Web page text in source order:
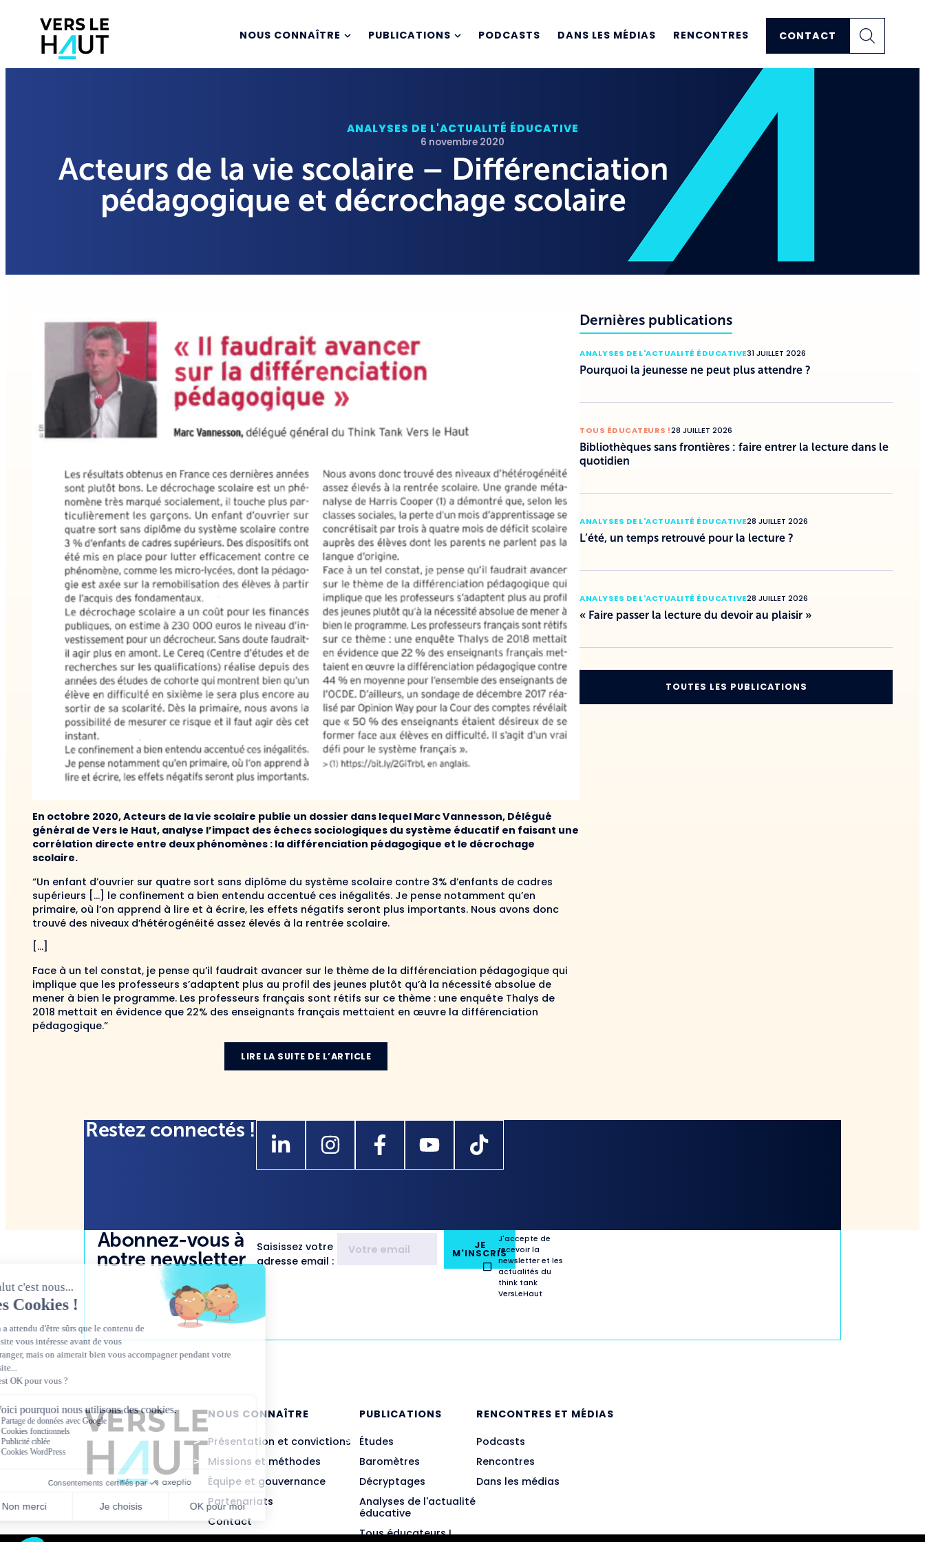
NOUS CONNAÎTRE PUBLICATIONS PODCASTS DANS LES MÉDIAS RENCONTRES CONTACT
ANALYSES DE L'ACTUALITÉ ÉDUCATIVE
6 novembre 2020
Acteurs de la vie scolaire – Différenciation
pédagogique et décrochage scolaire
En octobre 2020, Acteurs de la vie scolaire publie un dossier dans lequel Marc Vannesson, Délégué
général de Vers le Haut, analyse l’impact des échecs sociologiques du système éducatif en faisant une
corrélation directe entre deux phénomènes : la différenciation pédagogique et le décrochage
scolaire.
“Un enfant d’ouvrier sur quatre sort sans diplôme du système scolaire contre 3% d’enfants de cadres
supérieurs […] le confinement a bien entendu accentué ces inégalités. Je pense notamment qu’en
primaire, où l’on apprend à lire et à écrire, les effets négatifs seront plus importants. Nous avons donc
trouvé des niveaux d’hétérogénéité assez élevés à la rentrée scolaire.
[…]
Face à un tel constat, je pense qu’il faudrait avancer sur le thème de la différenciation pédagogique qui
implique que les professeurs s’adaptent plus au profil des jeunes plutôt qu’à la nécessité absolue de
mener à bien le programme. Les professeurs français sont rétifs sur ce thème : une enquête Thalys de
2018 mettait en évidence que 22% des enseignants français mettaient en œuvre la différenciation
pédagogique.”
LIRE LA SUITE DE L’ARTICLE
Dernières publications
ANALYSES DE L'ACTUALITÉ ÉDUCATIVE31 JUILLET 2026
Pourquoi la jeunesse ne peut plus attendre ?
TOUS ÉDUCATEURS !28 JUILLET 2026
Bibliothèques sans frontières : faire entrer la lecture dans le
quotidien
ANALYSES DE L'ACTUALITÉ ÉDUCATIVE28 JUILLET 2026
L’été, un temps retrouvé pour la lecture ?
ANALYSES DE L'ACTUALITÉ ÉDUCATIVE28 JUILLET 2026
« Faire passer la lecture du devoir au plaisir »
TOUTES LES PUBLICATIONS
Restez connectés !
Abonnez-vous à
notre newsletter
Saisissez votre
adresse email :
JE
M'INSCRIS
J'accepte de
recevoir la
newsletter et les
actualités du
think tank
VersLeHaut
NOUS CONNAÎTRE
Présentation et convictions
Missions et méthodes
Équipe et gouvernance
Partenariats
Contact
PUBLICATIONS
Études
Baromètres
Décryptages
Analyses de l'actualité
éducative
Tous éducateurs !
RENCONTRES ET MÉDIAS
Podcasts
Rencontres
Dans les médias